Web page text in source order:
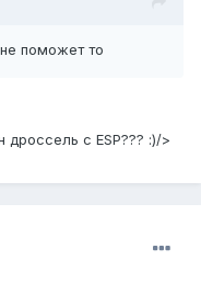
поможет то
дроссель с ESP??? :)/>